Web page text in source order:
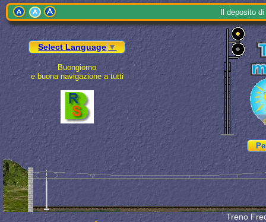
deposito
Select Language▼
Buongiorno
e buona navigazione a tutti
Treno